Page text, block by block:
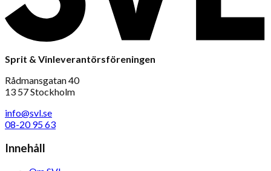
Sprit & Vinleverantörsföreningen
Rådmansgatan 40
13 57 Stockholm
info@svl.se
08-20 95 63
Innehåll